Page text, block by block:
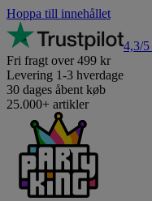
Hoppa till innehållet
4,3/5
Fri fragt over 499 kr
Levering 1-3 hverdage
30 dages åbent køb
25.000+ artikler